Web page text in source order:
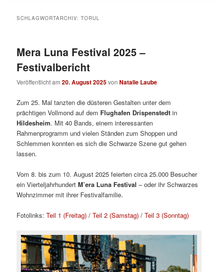
SCHLAGWORTARCHIV:TORUL
Mera Luna Festival 2025 –
Festivalbericht
Veröffentlicht am20. August 2025vonNatalie Laube
Zum 25. Mal tanzten die düsteren Gestalten unter dem
prächtigen Vollmond auf dem Flughafen Drispenstedt in
Hildesheim. Mit 40 Bands, einem interessanten
Rahmenprogramm und vielen Ständen zum Shoppen und
Schlemmen konnten es sich die Schwarze Szene gut gehen
lassen.
Vom 8. bis zum 10. August 2025 feierten circa 25.000 Besucher
ein VierteljahrhundertM’era Luna Festival – oder ihr Schwarzes
Wohnzimmer mit ihrer Festivalfamilie.
Fotolinks:Teil 1 (Freitag) /Teil 2 (Samstag) /Teil 3 (Sonntag)